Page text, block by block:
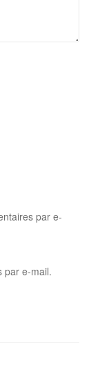
par e-
par e-mail.